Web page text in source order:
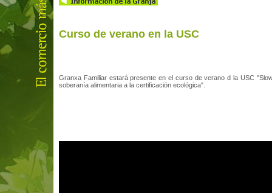
Curso de verano en la USC
Granxa Familiar estará presente en el curso de verano d la USC
soberanía alimentaria a la certificación ecológica".